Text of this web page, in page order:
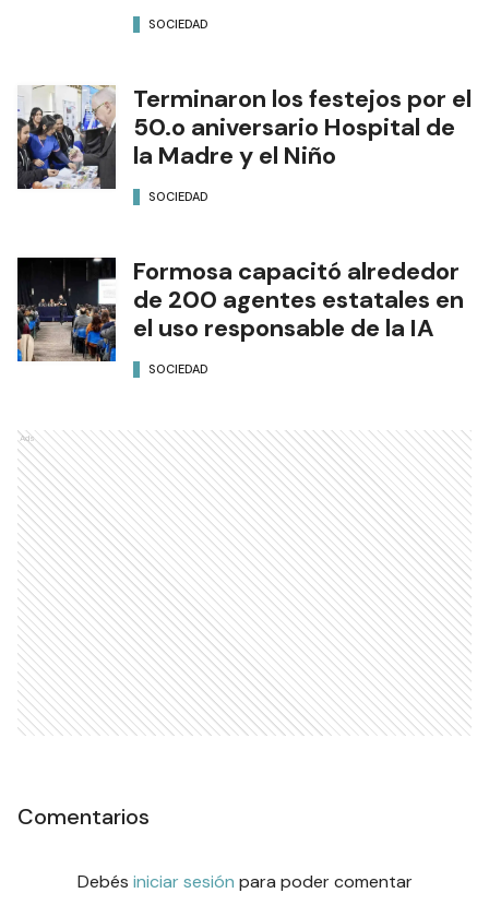
SOCIEDAD
Terminaron los festejos por el
50.o aniversario Hospital de
la Madre y el Niño
SOCIEDAD
Formosa capacitó alrededor
de 200 agentes estatales en
el uso responsable de la IA
SOCIEDAD
Ads
Comentarios
Debés iniciar sesión para poder comentar